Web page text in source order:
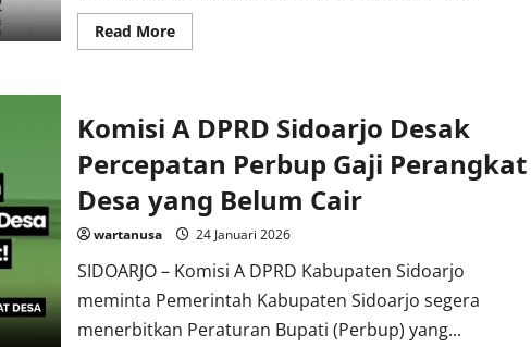
Read MoreRead
more
Bukti
di
Mabes
Polri,
Bupati
Sidoarjo
soal
Tiga
Sertifikat
Ditanggapi
Rahmat
Muhajirin
Komisi A DPRD Sidoarjo Desak
Percepatan Perbup Gaji Perangkat
Desa yang Belum Cair
wartanusa 24 Januari 2026
SIDOARJO – Komisi A DPRD Kabupaten Sidoarjo
meminta Pemerintah Kabupaten Sidoarjo segera
menerbitkan Peraturan Bupati (Perbup) yang...